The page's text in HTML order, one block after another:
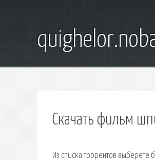
Скачать фильм
Из списка торрентов